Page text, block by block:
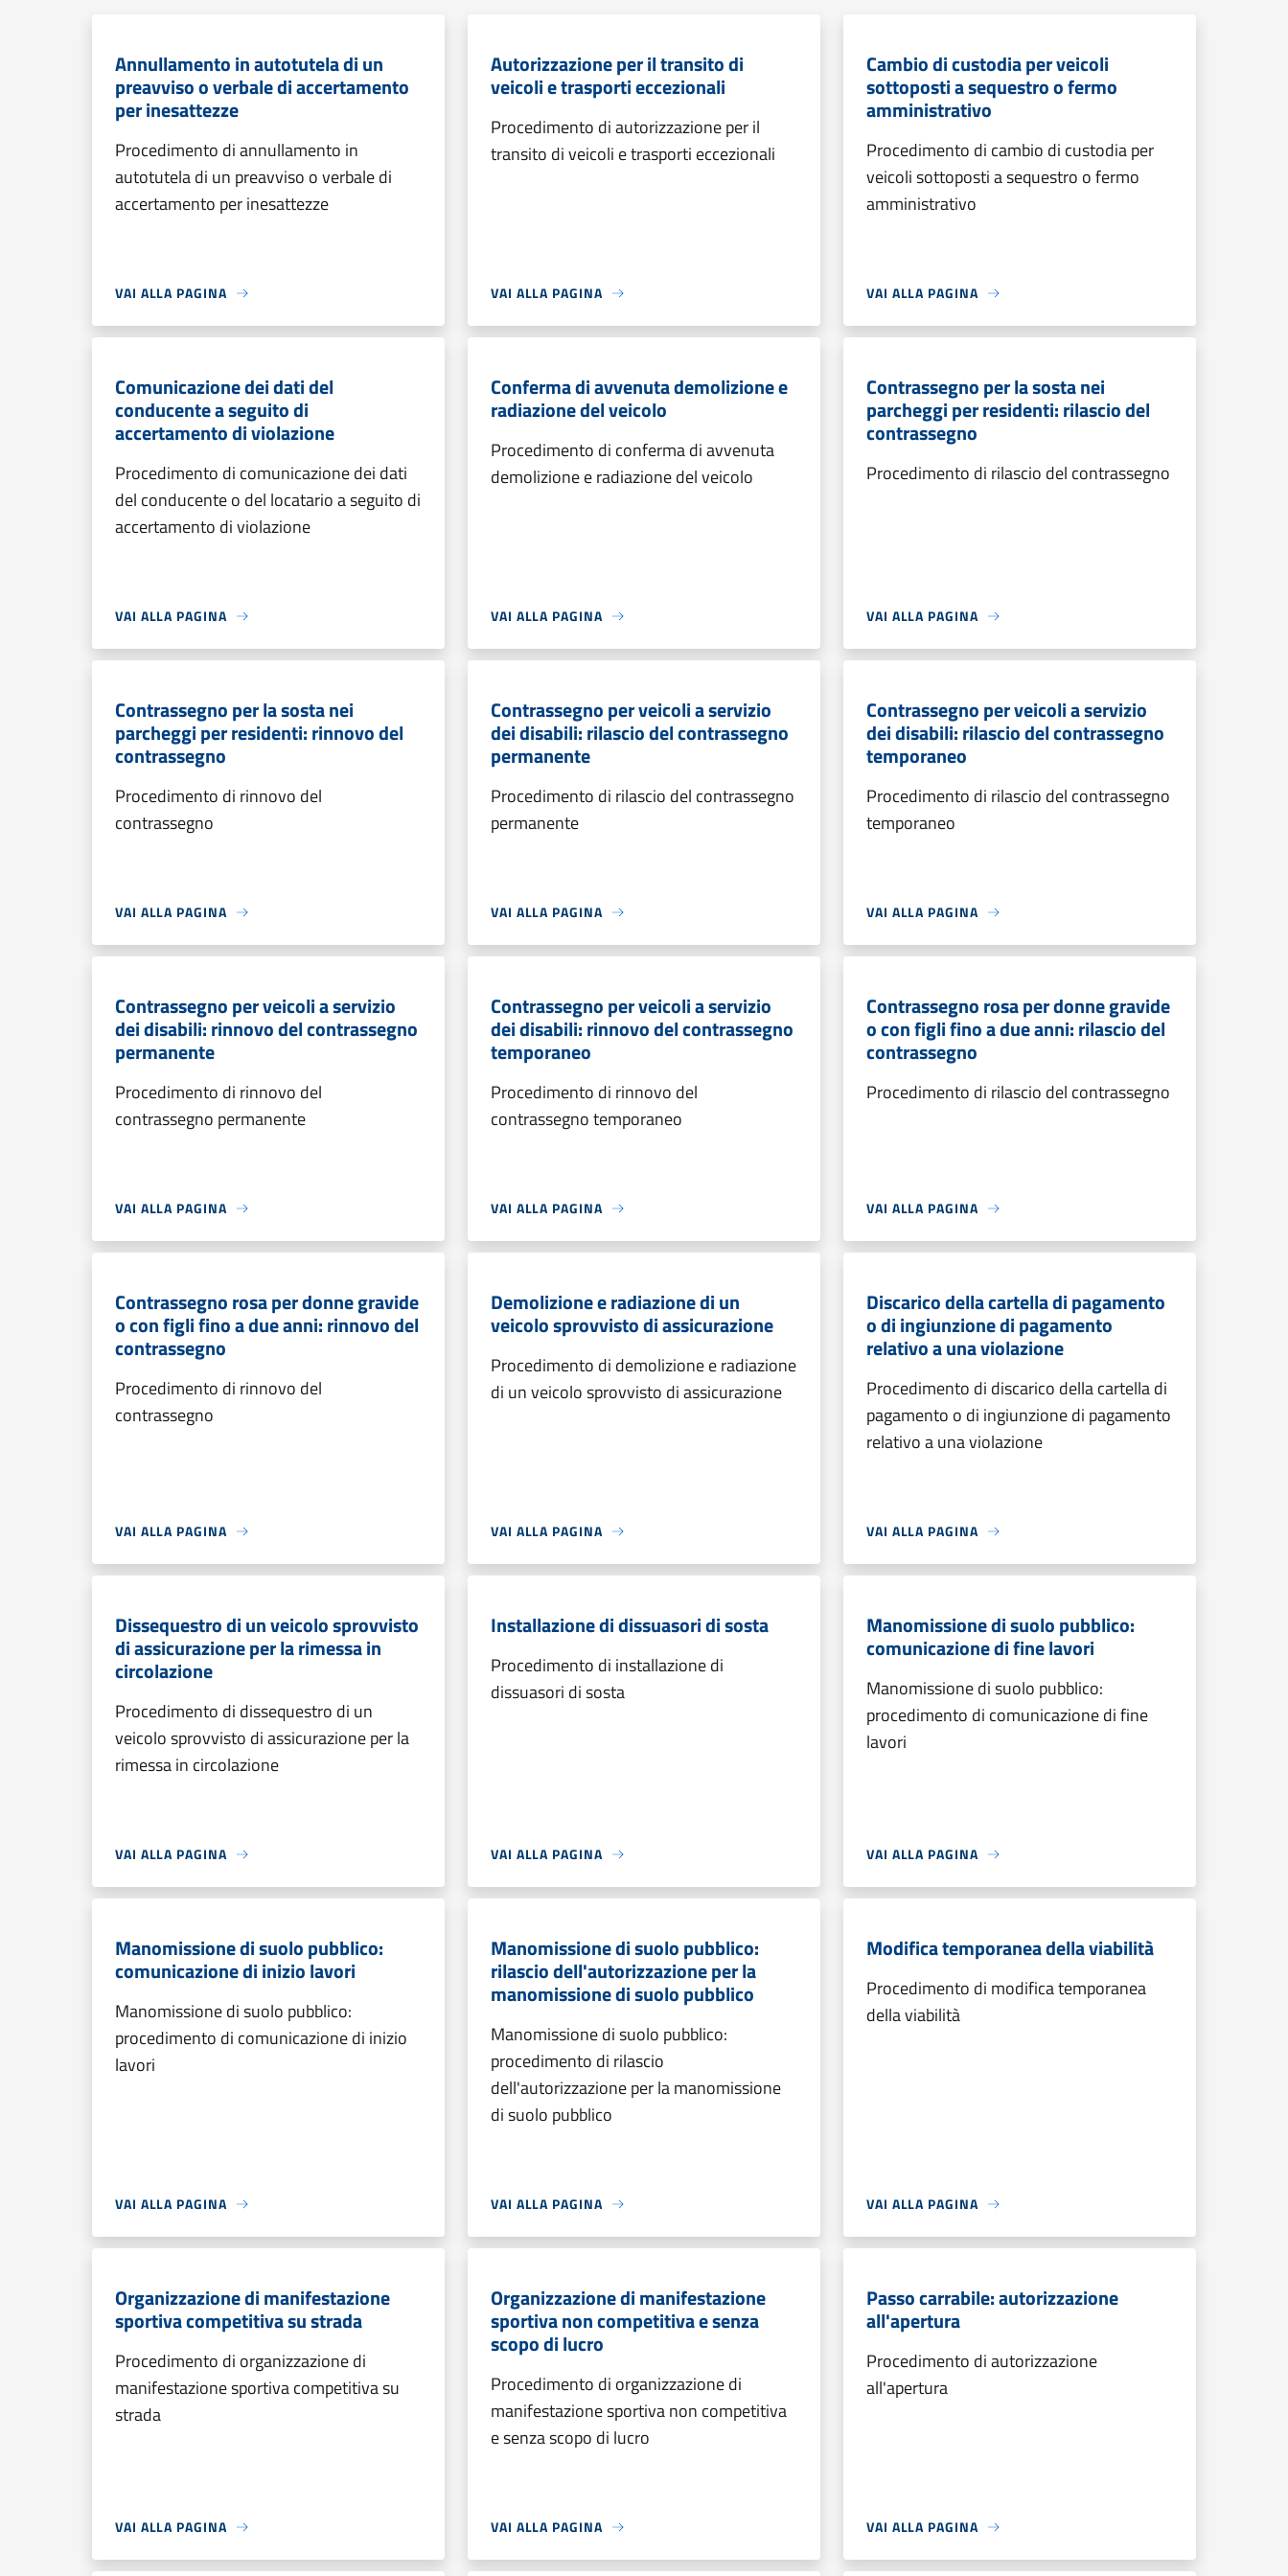
Annullamento in autotutela di un
preavviso o verbale di accertamento
per inesattezze
Procedimento di annullamento in
autotutela di un preavviso o verbale di
accertamento per inesattezze
VAI ALLA PAGINA
Autorizzazione per il transito di
veicoli e trasporti eccezionali
Procedimento di autorizzazione per il
transito di veicoli e trasporti eccezionali
VAI ALLA PAGINA
Cambio di custodia per veicoli
sottoposti a sequestro o fermo
amministrativo
Procedimento di cambio di custodia per
veicoli sottoposti a sequestro o fermo
amministrativo
VAI ALLA PAGINA
Comunicazione dei dati del
conducente a seguito di
accertamento di violazione
Procedimento di comunicazione dei dati
del conducente o del locatario a seguito di
accertamento di violazione
VAI ALLA PAGINA
Conferma di avvenuta demolizione e
radiazione del veicolo
Procedimento di conferma di avvenuta
demolizione e radiazione del veicolo
VAI ALLA PAGINA
Contrassegno per la sosta nei
parcheggi per residenti: rilascio del
contrassegno
Procedimento di rilascio del contrassegno
VAI ALLA PAGINA
Contrassegno per la sosta nei
parcheggi per residenti: rinnovo del
contrassegno
Procedimento di rinnovo del
contrassegno
VAI ALLA PAGINA
Contrassegno per veicoli a servizio
dei disabili: rilascio del contrassegno
permanente
Procedimento di rilascio del contrassegno
permanente
VAI ALLA PAGINA
Contrassegno per veicoli a servizio
dei disabili: rilascio del contrassegno
temporaneo
Procedimento di rilascio del contrassegno
temporaneo
VAI ALLA PAGINA
Contrassegno per veicoli a servizio
dei disabili: rinnovo del contrassegno
permanente
Procedimento di rinnovo del
contrassegno permanente
VAI ALLA PAGINA
Contrassegno per veicoli a servizio
dei disabili: rinnovo del contrassegno
temporaneo
Procedimento di rinnovo del
contrassegno temporaneo
VAI ALLA PAGINA
Contrassegno rosa per donne gravide
o con figli fino a due anni: rilascio del
contrassegno
Procedimento di rilascio del contrassegno
VAI ALLA PAGINA
Contrassegno rosa per donne gravide
o con figli fino a due anni: rinnovo del
contrassegno
Procedimento di rinnovo del
contrassegno
VAI ALLA PAGINA
Demolizione e radiazione di un
veicolo sprovvisto di assicurazione
Procedimento di demolizione e radiazione
di un veicolo sprovvisto di assicurazione
VAI ALLA PAGINA
Discarico della cartella di pagamento
o di ingiunzione di pagamento
relativo a una violazione
Procedimento di discarico della cartella di
pagamento o di ingiunzione di pagamento
relativo a una violazione
VAI ALLA PAGINA
Dissequestro di un veicolo sprovvisto
di assicurazione per la rimessa in
circolazione
Procedimento di dissequestro di un
veicolo sprovvisto di assicurazione per la
rimessa in circolazione
VAI ALLA PAGINA
Installazione di dissuasori di sosta
Procedimento di installazione di
dissuasori di sosta
VAI ALLA PAGINA
Manomissione di suolo pubblico:
comunicazione di fine lavori
Manomissione di suolo pubblico:
procedimento di comunicazione di fine
lavori
VAI ALLA PAGINA
Manomissione di suolo pubblico:
comunicazione di inizio lavori
Manomissione di suolo pubblico:
procedimento di comunicazione di inizio
lavori
VAI ALLA PAGINA
Manomissione di suolo pubblico:
rilascio dell'autorizzazione per la
manomissione di suolo pubblico
Manomissione di suolo pubblico:
procedimento di rilascio
dell'autorizzazione per la manomissione
di suolo pubblico
VAI ALLA PAGINA
Modifica temporanea della viabilità
Procedimento di modifica temporanea
della viabilità
VAI ALLA PAGINA
Organizzazione di manifestazione
sportiva competitiva su strada
Procedimento di organizzazione di
manifestazione sportiva competitiva su
strada
VAI ALLA PAGINA
Organizzazione di manifestazione
sportiva non competitiva e senza
scopo di lucro
Procedimento di organizzazione di
manifestazione sportiva non competitiva
e senza scopo di lucro
VAI ALLA PAGINA
Passo carrabile: autorizzazione
all'apertura
Procedimento di autorizzazione
all'apertura
VAI ALLA PAGINA